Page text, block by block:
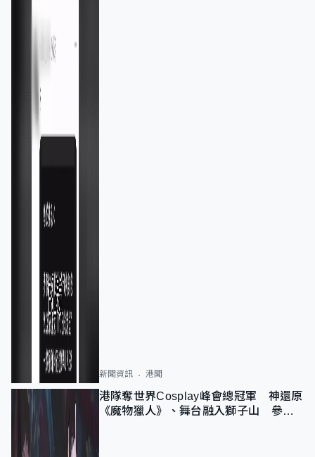
新聞資訊 港聞
港隊奪世界Cosplay峰會總冠軍 神還原
《魔物獵人》、舞台融入獅子山 參賽